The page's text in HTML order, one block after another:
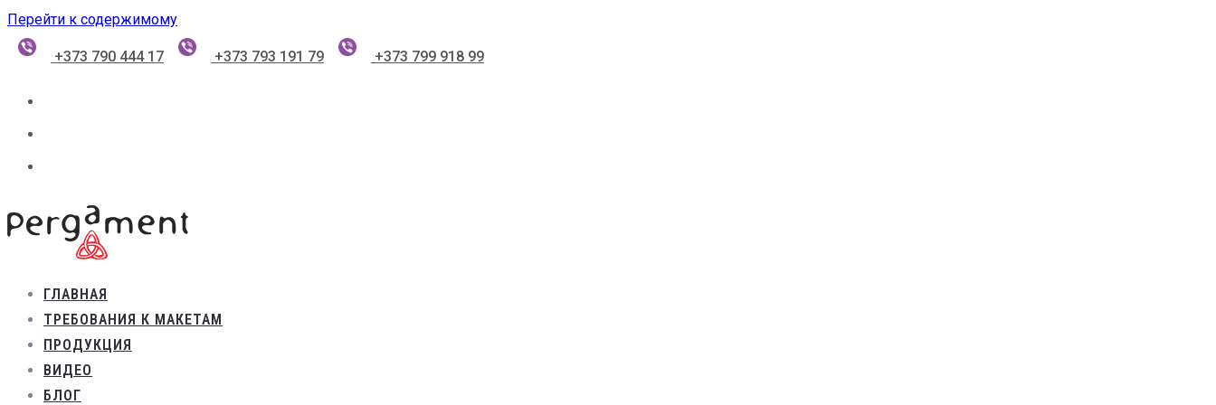
Перейти к содержимому
+373 790 444 17 +373 793 191 79 +373 799 918 99
ГЛАВНАЯ
ТРЕБОВАНИЯ К МАКЕТАМ
ПРОДУКЦИЯ
ВИДЕО
БЛОГ